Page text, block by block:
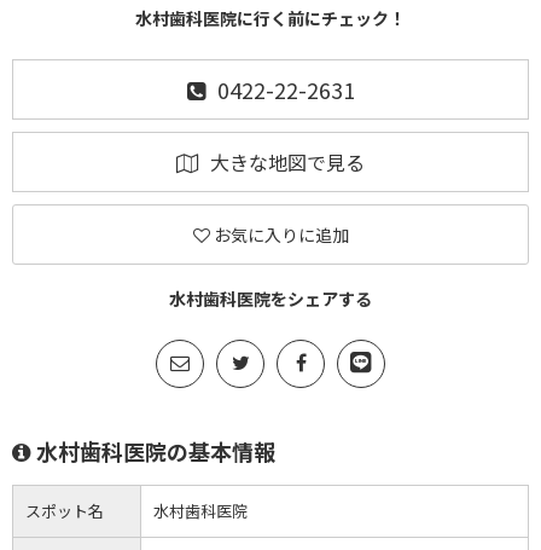
水村歯科医院に行く前にチェック！
0422-22-2631
大きな地図で見る
お気に入りに追加
水村歯科医院をシェアする
水村歯科医院の基本情報
スポット名 水村歯科医院